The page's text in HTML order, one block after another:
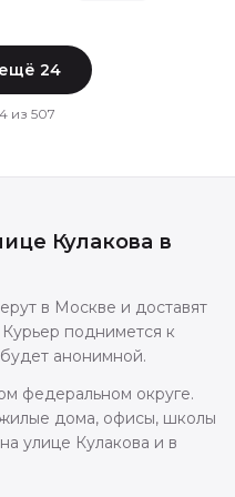
24
из 507
Кулакова в
в Москве и доставят
Курьер поднимется к
анонимной.
федеральном округе.
дома, офисы, школы
улице Кулакова и в